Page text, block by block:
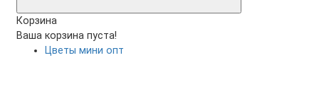
Корзина
Ваша корзина пуста!
Цветы мини опт